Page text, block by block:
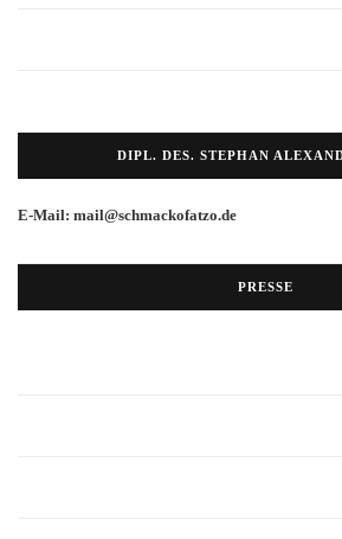
DIPL. DES. STEPHAN
E-Mail: mail@schmackofatzo.de
PRESSE